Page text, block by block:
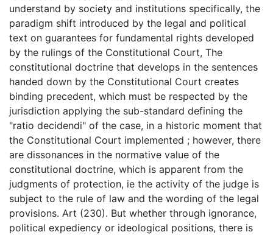
understand by society and institutions specifically, the
paradigm shift introduced by the legal and political
text on guarantees for fundamental rights developed
by the rulings of the Constitutional Court, The
constitutional doctrine that develops in the sentences
handed down by the Constitutional Court creates
binding precedent, which must be respected by the
jurisdiction applying the sub-standard defining the
"ratio decidendi" of the case, in a historic moment that
the Constitutional Court implemented ; however, there
are dissonances in the normative value of the
constitutional doctrine, which is apparent from the
judgments of protection, ie the activity of the judge is
subject to the rule of law and the wording of the legal
provisions. Art (230). But whether through ignorance,
political expediency or ideological positions, there is